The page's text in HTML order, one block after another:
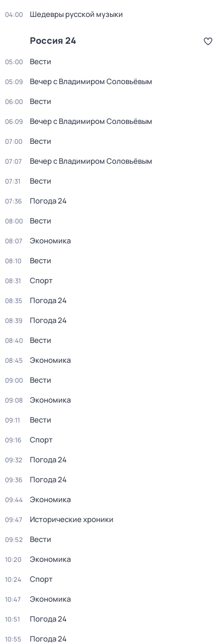
04:00 Шедевры русской музыки
Россия 24
05:00 Вести
05:09 Вечер с Владимиром Соловьёвым
06:00 Вести
06:09 Вечер с Владимиром Соловьёвым
07:00 Вести
07:07 Вечер с Владимиром Соловьёвым
07:31 Вести
07:36 Погода 24
08:00 Вести
08:07 Экономика
08:10 Вести
08:31 Спорт
08:35 Погода 24
08:39 Погода 24
08:40 Вести
08:45 Экономика
09:00 Вести
09:08 Экономика
09:11 Вести
09:16 Спорт
09:32 Погода 24
09:36 Погода 24
09:44 Экономика
09:47 Исторические хроники
09:52 Вести
10:20 Экономика
10:24 Спорт
10:47 Экономика
10:51 Погода 24
10:55 Погода 24